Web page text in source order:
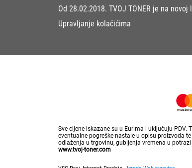
Od 28.02.2018. TVOJ TONER je na novoj
Upravljanje kolačićima
Sve cijene iskazane su u Eurima i uključuju
eventualne pogreške nastale u opisu proizvoda
odlaženja u trgovinu, gubljenja vremena u
www.tvoj-toner.com